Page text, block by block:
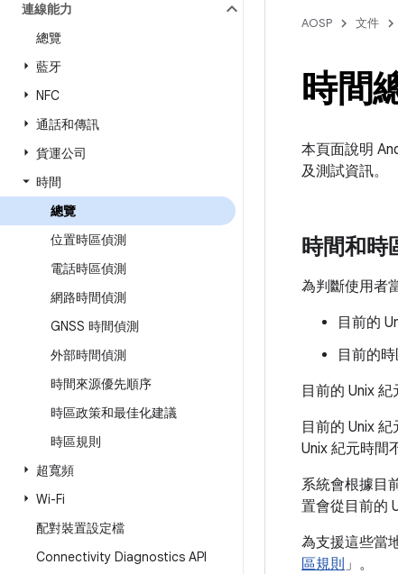
連線能力
總覽
藍牙
NFC
通話和傳訊
貨運公司
時間
總覽
位置時區偵測
電話時區偵測
網路時間偵測
GNSS 時間偵測
外部時間偵測
時間來源優先順序
時區政策和最佳化建議
時區規則
超寬頻
Wi-Fi
配對裝置設定檔
Connectivity Diagnostics API
AOSP 文件
時間
本頁面說明
及測試資訊。
時間和時
為判斷使用者
目前的
目前的
目前的 Unix
目前的 Unix
Unix 紀元時間
系統會根據目
置會從目前的
為支援這些當
區規則 」。